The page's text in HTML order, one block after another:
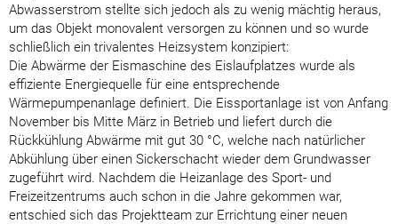
Abwasserstrom stellte sich jedoch als zu wenig mächtig heraus,
um das Objekt monovalent versorgen zu können und so wurde
schließlich ein trivalentes Heizsystem konzipiert:
Die Abwärme der Eismaschine des Eislaufplatzes wurde als
effiziente Energiequelle für eine entsprechende
Wärmepumpenanlage definiert. Die Eissportanlage ist von Anfang
November bis Mitte März in Betrieb und liefert durch die
Rückkühlung Abwärme mit gut 30 °C, welche nach natürlicher
Abkühlung über einen Sickerschacht wieder dem Grundwasser
zugeführt wird. Nachdem die Heizanlage des Sport- und
Freizeitzentrums auch schon in die Jahre gekommen war,
entschied sich das Projektteam zur Errichtung einer neuen